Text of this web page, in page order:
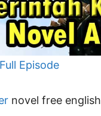
Episode
novel free english